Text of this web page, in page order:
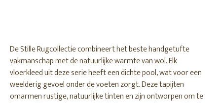
De Stille Rugcollectie combineert het beste handgetufte
vakmanschap met de natuurlijke warmte van wol. Elk
vloerkleed uit deze serie heeft een dichte pool, wat voor een
weelderig gevoel onder de voeten zorgt. Deze tapijten
omarmen rustige, natuurlijke tinten en zijn ontworpen om te